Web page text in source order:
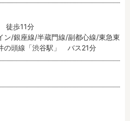
徒歩11分
ン/銀座線/半蔵門線/副都心線/東急東
頭線「渋谷駅」　バス21分